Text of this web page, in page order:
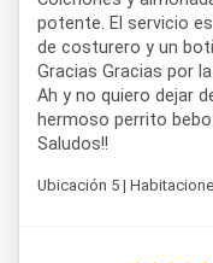
potente. El servicio
de costurero y un
Gracias Gracias por
Ah y no quiero dejar
hermoso perrito
Saludos!!
Ubicación 5 |